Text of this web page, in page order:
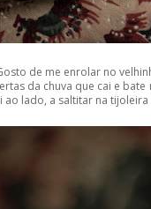
de me enrolar no
da chuva que cai e
ao lado, a saltitar na